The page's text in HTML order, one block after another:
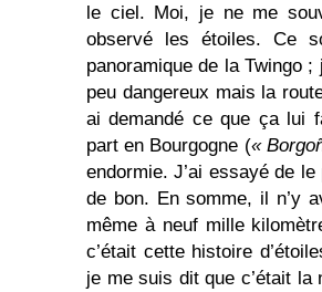
le ciel. Moi, je ne me
observé les étoiles. Ce
panoramique de la Twingo
peu dangereux mais la
ai demandé ce que ça lui
part en Bourgogne («
endormie. J’ai essayé de
de bon. En somme, il n’y
même à neuf mille
c’était cette histoire
je me suis dit que c’était